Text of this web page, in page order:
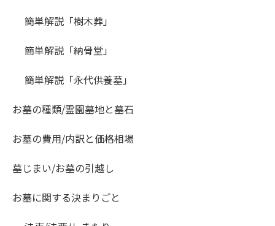
簡単解説「樹木葬」
簡単解説「納骨堂」
簡単解説「永代供養墓」
お墓の種類/霊園墓地と墓石
お墓の費用/内訳と価格相場
墓じまい/お墓の引越し
お墓に関する決まりごと